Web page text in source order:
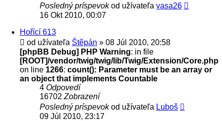
Posledný príspevokod užívateľa vasa26
16 Okt 2010, 00:07
Hořící 613
od užívateľa Štěpán » 08 Júl 2010, 20:58
[phpBB Debug] PHP Warning: in file
[ROOT]/vendor/twig/twig/lib/Twig/Extension/Core.php
on line 1266: count(): Parameter must be an array or
an object that implements Countable
4 Odpovedí
16702 Zobrazení
Posledný príspevokod užívateľa Luboš
09 Júl 2010, 23:17